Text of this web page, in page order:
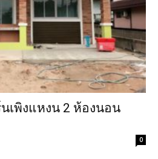
เพิงแหงน 2 ห้องนอน
0